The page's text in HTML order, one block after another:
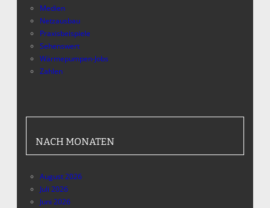
Medien
Netzausbau
Praxisbeispiele
Sehenswert
Wärmepumpen-Jobs
Zahlen
NACH MONATEN
August 2026
Juli 2026
Juni 2026